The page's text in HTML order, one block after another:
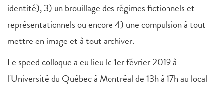
identité), 3) un brouillage des régimes fictionnels et
représentationnels ou encore 4) une compulsion à tout
mettre en image et à tout archiver.
Le speed colloque a eu lieu le 1er février 2019 à
l'Université du Québec à Montréal de 13h à 17h au local